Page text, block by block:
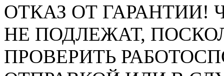
ОТКАЗ ОТ ГАРАНТИИ!
НЕ ПОДЛЕЖАТ,
ПРОВЕРИТЬ